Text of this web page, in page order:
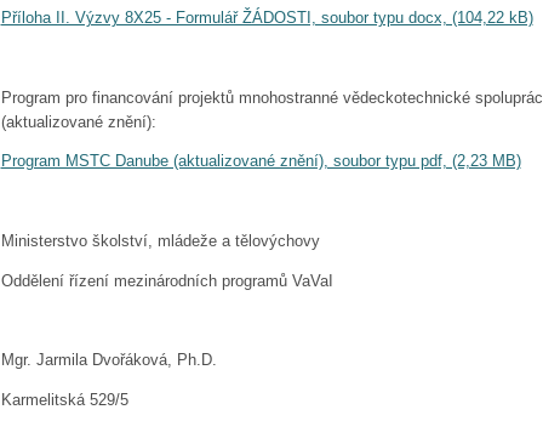
Příloha II. Výzvy 8X25 - Formulář ŽÁDOSTI, soubor typu docx, (104,22 kB)
Program pro financování projektů mnohostranné vědeckotechnické
(aktualizované znění):
Program MSTC Danube (aktualizované znění), soubor typu pdf, (2,23 MB)
Ministerstvo školství, mládeže a tělovýchovy
Oddělení řízení mezinárodních programů VaVaI
Mgr. Jarmila Dvořáková, Ph.D.
Karmelitská 529/5